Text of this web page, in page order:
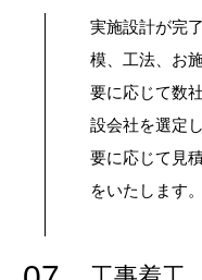
実施設計が完
模、工法、お
要に応じて数
設会社を選定
要に応じて見
をいたします。